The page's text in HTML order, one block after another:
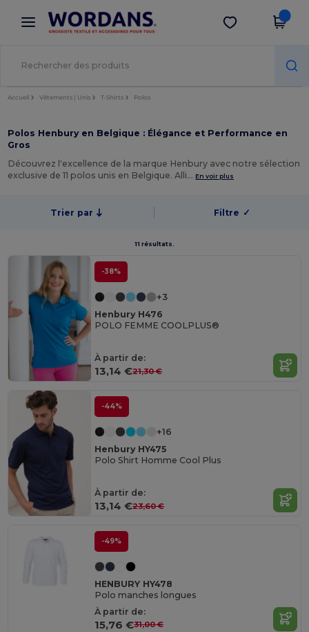
× Appli Wordans
Meilleurs prix sur l’app !
Obtenir l'appli
Accueil Vêtements | Unis T-Shirts Polos
Polos Henbury en Belgique : Élégance et Performance en
Gros
Découvrez l'excellence de la marque Henbury avec notre sélection
exclusive de 11 polos unis en Belgique. Alli… En voir plus
Trier par Filtre ✓
11 résultats.
-38%
+3
Henbury H476
POLO FEMME COOLPLUS®
À partir de:
13,14 €21,30 €
-44%
+16
Henbury HY475
Polo Shirt Homme Cool Plus
À partir de:
13,14 €23,60 €
-49%
HENBURY HY478
Polo manches longues
À partir de:
15,76 €31,00 €